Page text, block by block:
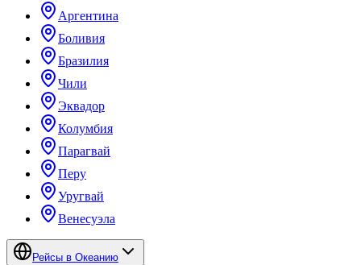
Аргентина
Боливия
Бразилия
Чили
Эквадор
Колумбия
Парагвай
Перу
Уругвай
Венесуэла
Рейсы в Океанию